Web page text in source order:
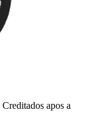
Creditados apos a